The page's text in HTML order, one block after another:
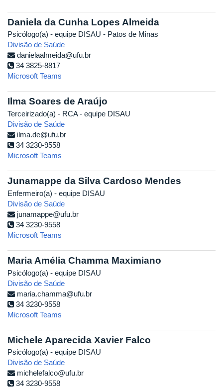
Daniela da Cunha Lopes Almeida
Psicólogo(a) - equipe DISAU - Patos de Minas
Divisão de Saúde
danielaalmeida@ufu.br
34 3825-8817
Microsoft Teams
Ilma Soares de Araújo
Terceirizado(a) - RCA - equipe DISAU
Divisão de Saúde
ilma.de@ufu.br
34 3230-9558
Microsoft Teams
Junamappe da Silva Cardoso Mendes
Enfermeiro(a) - equipe DISAU
Divisão de Saúde
junamappe@ufu.br
34 3230-9558
Microsoft Teams
Maria Amélia Chamma Maximiano
Psicólogo(a) - equipe DISAU
Divisão de Saúde
maria.chamma@ufu.br
34 3230-9558
Microsoft Teams
Michele Aparecida Xavier Falco
Psicólogo(a) - equipe DISAU
Divisão de Saúde
michelefalco@ufu.br
34 3230-9558